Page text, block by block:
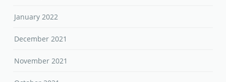
January 2022
December 2021
November 2021